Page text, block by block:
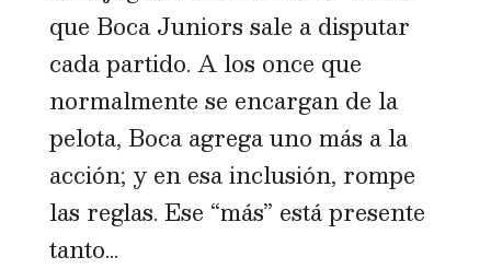
que Boca Juniors sale a disputar
cada partido. A los once que
normalmente se encargan de la
pelota, Boca agrega uno más a la
acción; y en esa inclusión, rompe
las reglas. Ese “más” está presente
tanto...